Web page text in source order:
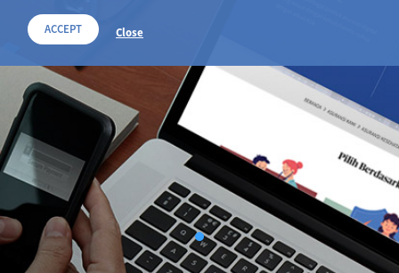
ACCEPT Close